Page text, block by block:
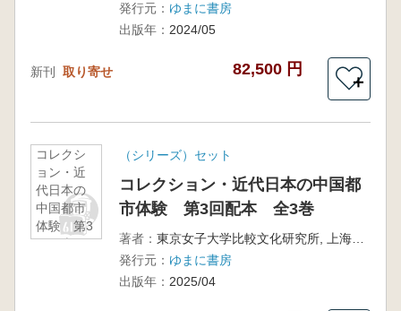
発行元： ゆまに書房
出版年： 2024/05
新刊 取り寄せ 82,500 円
＋
コレクシ
ョン・近
代日本の
中国都市
体験 第3
回配本
（シリーズ）セット
コレクション・近代日本の中国都
市体験 第3回配本 全3巻
著者：
東京女子大学比較文化研究所, 上海外国語大学日本研究センター 監修
発行元： ゆまに書房
出版年： 2025/04